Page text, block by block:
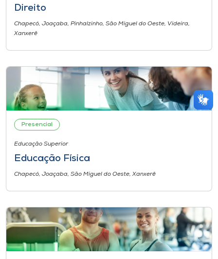
Direito
Chapecó, Joaçaba, Pinhalzinho, São Miguel do Oeste, Videira,
Xanxerê
Presencial
Educação Superior
Educação Física
Chapecó, Joaçaba, São Miguel do Oeste, Xanxerê